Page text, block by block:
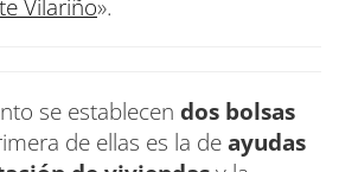
Vilariño».
se establecen dos bolsas
de ellas es la deayudas